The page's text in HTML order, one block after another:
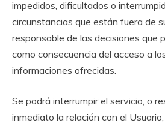
impedidos, dificultados o
circunstancias que están fuera de
responsable de las decisiones que
como consecuencia del acceso a
informaciones ofrecidas.
Se podrá interrumpir el servicio, o
inmediato la relación con el